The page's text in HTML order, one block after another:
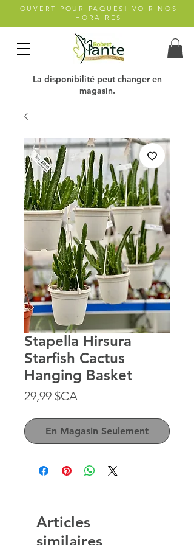
OUVERT POUR PAQUES! VOIR NOS
HORAIRES
La disponibilité peut changer en
magasin.
Stapella Hirsura
Starfish Cactus
Hanging Basket
29,99 $CA
En Magasin Seulement
Articles
similaires